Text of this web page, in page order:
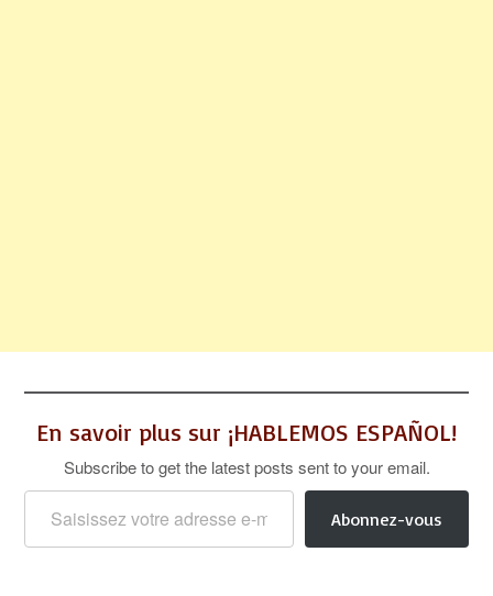
En savoir plus sur ¡HABLEMOS ESPAÑOL!
Subscribe to get the latest posts sent to your email.
Saisissez votre adresse e-mail…
Abonnez-vous